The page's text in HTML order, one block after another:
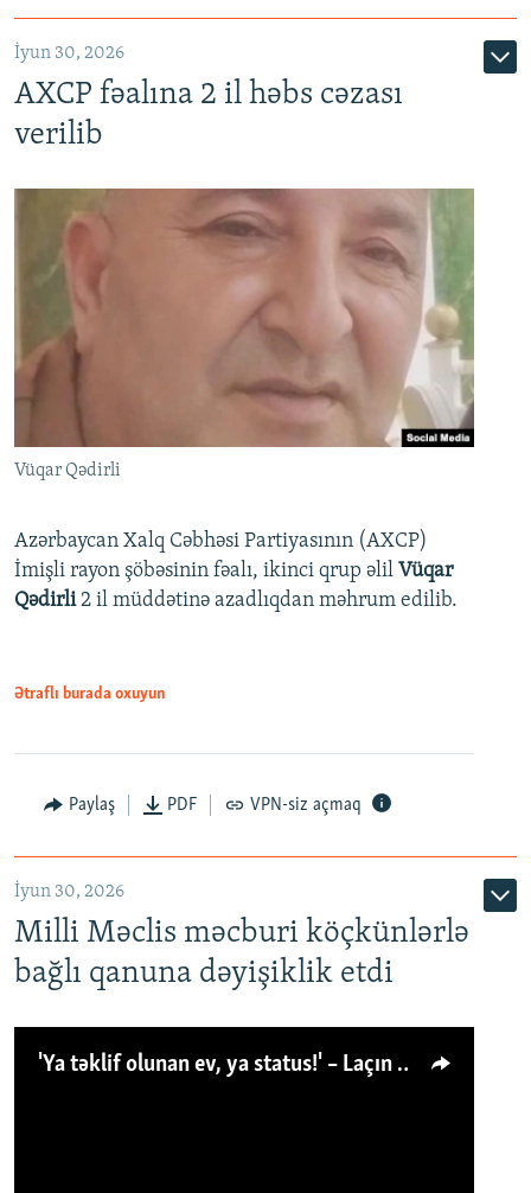
İyun 30, 2026
AXCP fəalına 2 il həbs cəzası
verilib
Vüqar Qədirli
Azərbaycan Xalq Cəbhəsi Partiyasının (AXCP)
İmişli rayon şöbəsinin fəalı, ikinci qrup əlil Vüqar
Qədirli2 il müddətinə azadlıqdan məhrum edilib.
Ətraflı burada oxuyun
Paylaş PDF VPN-siz açmaq
İyun 30, 2026
Milli Məclis məcburi köçkünlərlə
bağlı qanuna dəyişiklik etdi
'Ya təklif olunan ev, ya status!' – Laçın köçkünü: 'Laçından başqa heç hara!'